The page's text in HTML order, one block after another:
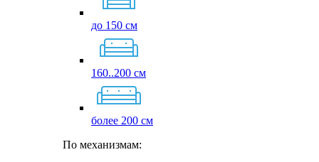
до 150 см
160..200 см
более 200 см
По механизмам: